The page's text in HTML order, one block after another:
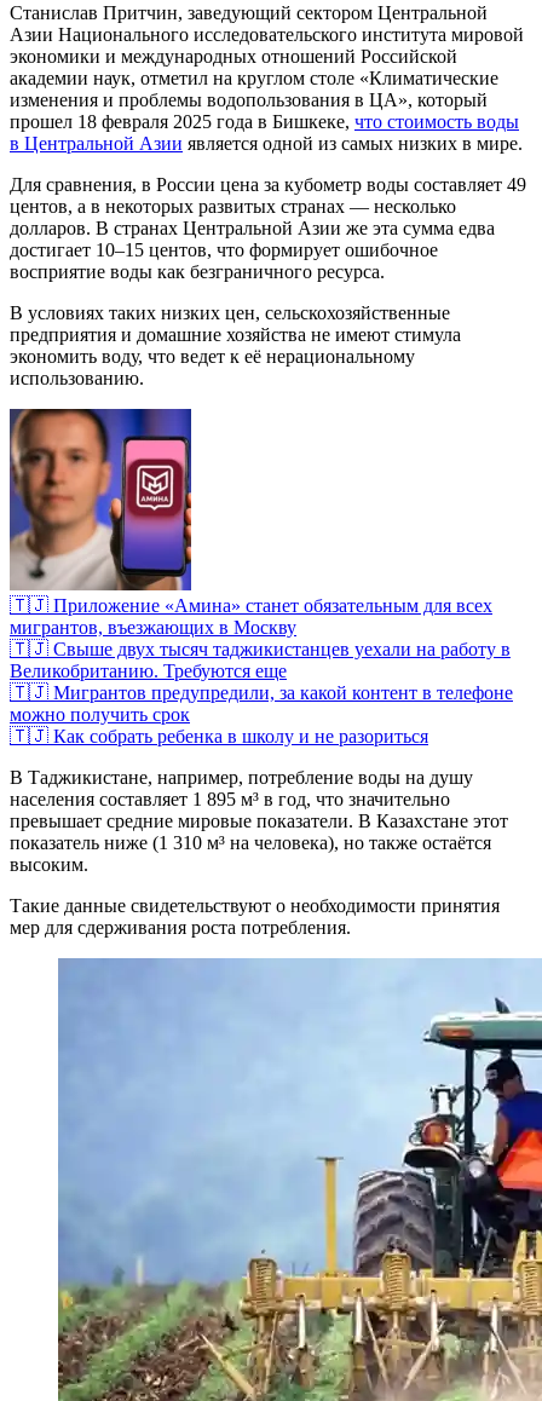
Станислав Притчин, заведующий сектором Центральной
Азии Национального исследовательского института мировой
экономики и международных отношений Российской
академии наук, отметил на круглом столе «Климатические
изменения и проблемы водопользования в ЦА», который
прошел 18 февраля 2025 года в Бишкеке, что стоимость воды
в Центральной Азии является одной из самых низких в мире.
Для сравнения, в России цена за кубометр воды составляет 49
центов, а в некоторых развитых странах — несколько
долларов. В странах Центральной Азии же эта сумма едва
достигает 10–15 центов, что формирует ошибочное
восприятие воды как безграничного ресурса.
В условиях таких низких цен, сельскохозяйственные
предприятия и домашние хозяйства не имеют стимула
экономить воду, что ведет к её нерациональному
использованию.
🇹🇯 Приложение «Амина» станет обязательным для всех
мигрантов, въезжающих в Москву
🇹🇯 Свыше двух тысяч таджикистанцев уехали на работу в
Великобританию. Требуются еще
🇹🇯 Мигрантов предупредили, за какой контент в телефоне
можно получить срок
🇹🇯 Как собрать ребенка в школу и не разориться
В Таджикистане, например, потребление воды на душу
населения составляет 1 895 м³ в год, что значительно
превышает средние мировые показатели. В Казахстане этот
показатель ниже (1 310 м³ на человека), но также остаётся
высоким.
Такие данные свидетельствуют о необходимости принятия
мер для сдерживания роста потребления.